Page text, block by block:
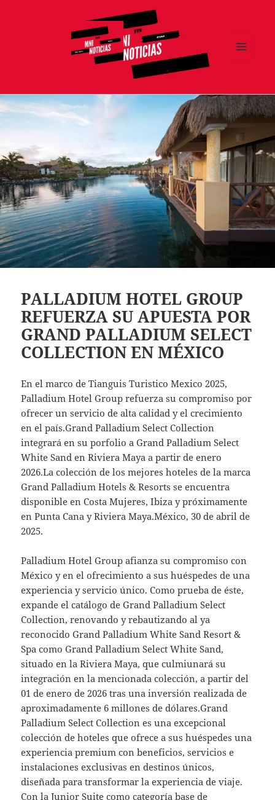
PALLADIUM HOTEL GROUP
REFUERZA SU APUESTA POR
GRAND PALLADIUM SELECT
COLLECTION EN MÉXICO
En el marco de Tianguis Turistico Mexico 2025,
Palladium Hotel Group refuerza su compromiso por
ofrecer un servicio de alta calidad y el crecimiento
en el país.Grand Palladium Select Collection
integrará en su porfolio a Grand Palladium Select
White Sand en Riviera Maya a partir de enero
2026.La colección de los mejores hoteles de la marca
Grand Palladium Hotels & Resorts se encuentra
disponible en Costa Mujeres, Ibiza y próximamente
en Punta Cana y Riviera Maya.México, 30 de abril de
2025.
Palladium Hotel Group afianza su compromiso con
México y en el ofrecimiento a sus huéspedes de una
experiencia y servicio único. Como prueba de éste,
expande el catálogo de Grand Palladium Select
Collection, renovando y rebautizando al ya
reconocido Grand Palladium White Sand Resort &
Spa como Grand Palladium Select White Sand,
situado en la Riviera Maya, que culmiunará su
integración en la mencionada colección, a partir del
01 de enero de 2026 tras una inversión realizada de
aproximadamente 6 millones de dólares.Grand
Palladium Select Collection es una excepcional
colección de hoteles que ofrece a sus huéspedes una
experiencia premium con beneficios, servicios e
instalaciones exclusivas en destinos únicos,
diseñada para transformar la experiencia de viaje.
Con la Junior Suite como categoría base de